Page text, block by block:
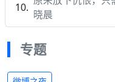
晓晨
专题